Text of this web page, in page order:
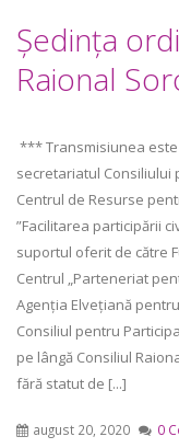
Şedinţa
Raional
*** Transmisiunea
secretariatul Consiliului
Centrul de Resurse
”Facilitarea participării
suportul oferit de către
Centrul „Parteneriat
Agenția Elvețiană
Consiliul pentru
pe lângă Consiliul
fără statut de [...]
august 20, 2020 0